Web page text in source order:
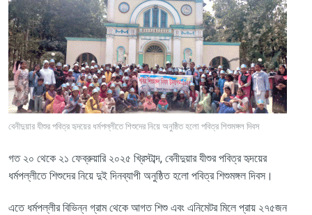
বেনীদুয়ার যীশুর পবিত্র হৃদয়ের ধর্মপল্লীতে শিশুদের নিয়ে অনুষ্ঠিত হলো পবিত্র শিশুমঙ্গল দিবস
গত ২০ থেকে ২১ ফেব্রুয়ারি ২০২৫ খ্রিস্টাব্দ, বেনীদুয়ার যীশুর পবিত্র হৃদয়ের
ধর্মপল্লীতে শিশুদের নিয়ে দুই দিনব্যাপী অনুষ্ঠিত হলো পবিত্র শিশুমঙ্গল দিবস।
এতে ধর্মপল্লীর বিভিন্ন গ্রাম থেকে আগত শিশু এবং এনিমেটর মিলে প্রায় ২৭৫জন